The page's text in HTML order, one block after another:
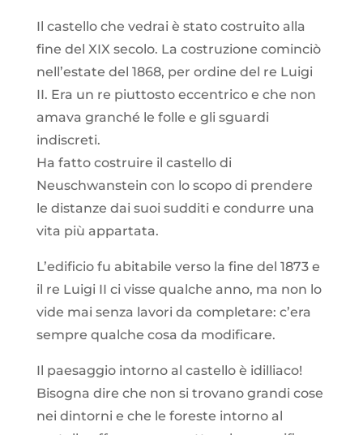
Il castello che vedrai è stato costruito alla
fine del XIX secolo. La costruzione cominciò
nell’estate del 1868, per ordine del re Luigi
II. Era un re piuttosto eccentrico e che non
amava granché le folle e gli sguardi
indiscreti.
Ha fatto costruire il castello di
Neuschwanstein con lo scopo di prendere
le distanze dai suoi sudditi e condurre una
vita più appartata.
L’edificio fu abitabile verso la fine del 1873 e
il re Luigi II ci visse qualche anno, ma non lo
vide mai senza lavori da completare: c’era
sempre qualche cosa da modificare.
Il paesaggio intorno al castello è idilliaco!
Bisogna dire che non si trovano grandi cose
nei dintorni e che le foreste intorno al